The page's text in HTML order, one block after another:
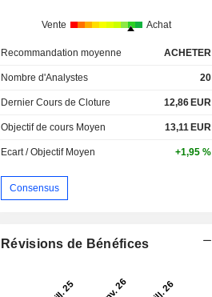
Vente Achat
Recommandation moyenne ACHETER
Nombre d'Analystes 20
Dernier Cours de Cloture 12,86 EUR
Objectif de cours Moyen 13,11 EUR
Ecart / Objectif Moyen +1,95 %
Consensus
Révisions de Bénéfices